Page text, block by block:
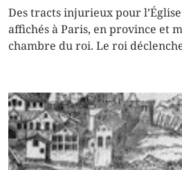
Des tracts injurieux pour
affichés à Paris, en province et
chambre du roi. Le roi